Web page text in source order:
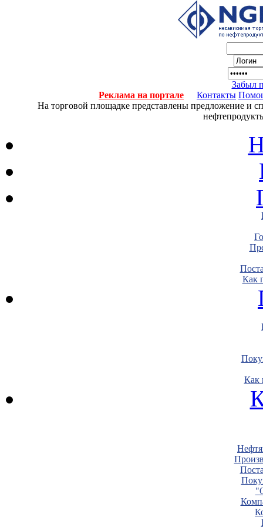
Забыл
Реклама на портале
Контакты
На торговой площадке представлены предложение и
Как
Как